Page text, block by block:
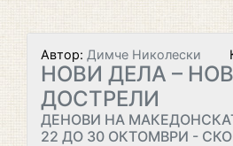
Автор: Димче Николески
НОВИ ДЕЛА –
ДОСТРЕЛИ
ДЕНОВИ НА
22 ДО 30 ОКТОМВРИ -